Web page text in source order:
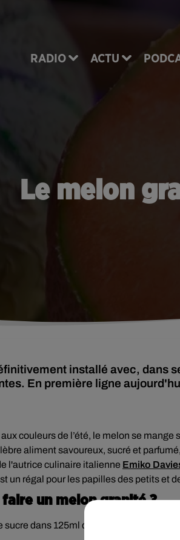
RADIO ACTU
Le melon
installé avec, dans
En première ligne
couleurs de l’été, le melon se
alimentsavoureux, sucré et
l'autrice culinaire italienne Emiko
un régal pour les papilles des petits et
un melon granité ?
sucre dans 125ml d'eau, à feu moyen,